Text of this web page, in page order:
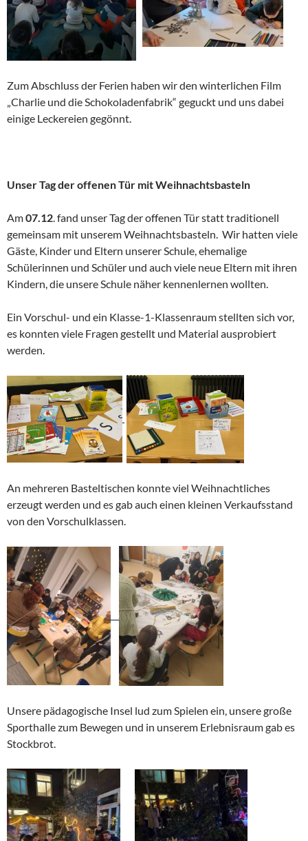
Zum Abschluss der Ferien haben wir den winterlichen Film
„Charlie und die Schokoladenfabrik“ geguckt und uns dabei
einige Leckereien gegönnt.
Unser Tag der offenen Tür mit Weihnachtsbasteln
Am07.12. fand unser Tag der offenen Tür statt traditionell
gemeinsam mit unserem Weihnachtsbasteln. Wir hatten viele
Gäste, Kinder und Eltern unserer Schule, ehemalige
Schülerinnen und Schüler und auch viele neue Eltern mit ihren
Kindern, die unsere Schule näher kennenlernen wollten.
Ein Vorschul- und ein Klasse-1-Klassenraum stellten sich vor,
es konnten viele Fragen gestellt und Material ausprobiert
werden.
An mehreren Basteltischen konnte viel Weihnachtliches
erzeugt werden und es gab auch einen kleinen Verkaufsstand
von den Vorschulklassen.
Unsere pädagogische Insel lud zum Spielen ein, unsere große
Sporthalle zum Bewegen und in unserem Erlebnisraum gab es
Stockbrot.